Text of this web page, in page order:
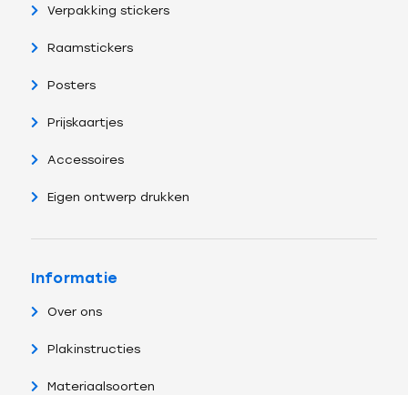
Verpakking stickers
Raamstickers
Posters
Prijskaartjes
Accessoires
Eigen ontwerp drukken
Informatie
Over ons
Plakinstructies
Materiaalsoorten